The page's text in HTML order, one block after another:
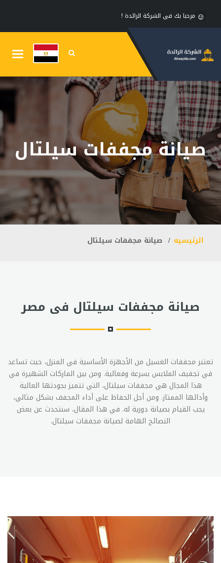
مرحبا بك فى الشركة الرائدة !
صيانة مجففات سيلتال
الرئيسيه صيانة مجففات سيلتال
صيانة مجففات سيلتال فى مصر
تعتبر مجففات الغسيل من الأجهزة الأساسية في المنزل، حيث تساعد
في تجفيف الملابس بسرعة وفعالية. ومن بين الماركات الشهيرة في
هذا المجال هي مجففات سيلتال، التي تتميز بجودتها العالية
وأدائها الممتاز. ومن أجل الحفاظ على أداء المجفف بشكل مثالي،
يجب القيام بصيانة دورية له. في هذا المقال، سنتحدث عن بعض
النصائح الهامة لصيانة مجففات سيلتال.